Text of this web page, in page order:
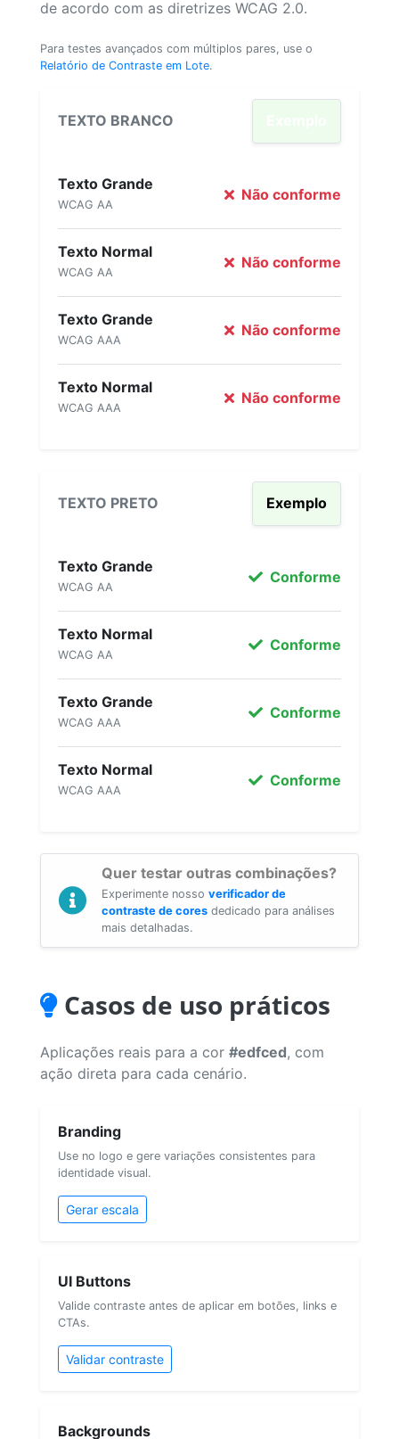
de acordo com as diretrizes WCAG 2.0.
Para testes avançados com múltiplos pares, use o
Relatório de Contraste em Lote.
TEXTO BRANCO
Texto Grande
WCAG AA
Não conforme
Texto Normal
WCAG AA
Não conforme
Texto Grande
WCAG AAA
Não conforme
Texto Normal
WCAG AAA
Não conforme
TEXTO PRETO Exemplo
Texto Grande
WCAG AA
Conforme
Texto Normal
WCAG AA
Conforme
Texto Grande
WCAG AAA
Conforme
Texto Normal
WCAG AAA
Conforme
Quer testar outras combinações?
Experimente nosso verificador de
contraste de cores dedicado para análises
mais detalhadas.
Casos de uso práticos
Aplicações reais para a cor #edfced, com
ação direta para cada cenário.
Branding
Use no logo e gere variações consistentes para
identidade visual.
Gerar escala
UI Buttons
Valide contraste antes de aplicar em botões, links e
CTAs.
Validar contraste
Backgrounds